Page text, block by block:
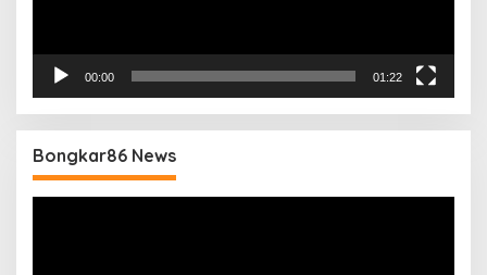
00:00 01:22
Bongkar86 News